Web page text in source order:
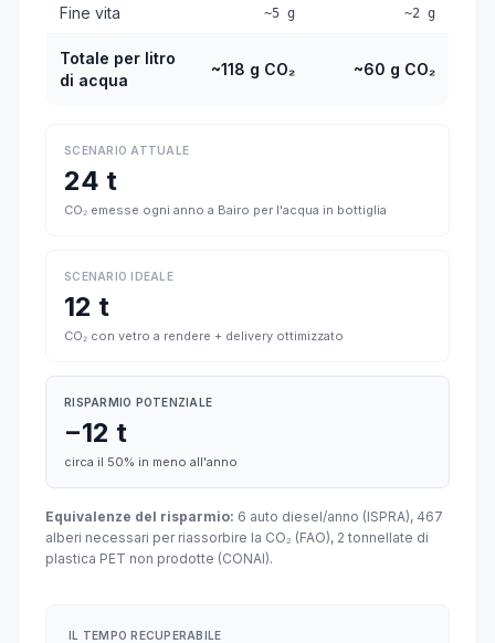
Fine vita ~5 g ~2 g
Totale per litro
di acqua
~118 g CO₂ ~60 g CO₂
SCENARIO ATTUALE
24 t
CO₂ emesse ogni anno a Bairo per l'acqua in bottiglia
SCENARIO IDEALE
12 t
CO₂ con vetro a rendere + delivery ottimizzato
RISPARMIO POTENZIALE
−12 t
circa il 50% in meno all'anno
Equivalenze del risparmio: 6 auto diesel/anno (ISPRA), 467
alberi necessari per riassorbire la CO₂ (FAO), 2 tonnellate di
plastica PET non prodotte (CONAI).
IL TEMPO RECUPERABILE